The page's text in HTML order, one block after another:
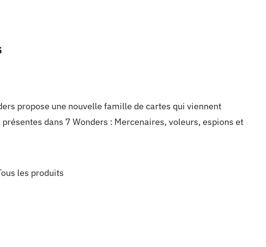
propose une nouvelle famille de cartes qui viennent
dans 7 Wonders : Mercenaires, voleurs, espions et
les produits